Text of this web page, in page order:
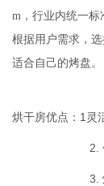
m，行业内统一标
根据用户需求，
适合自己的烤盘。
烘干房优点：1灵
2.
3.